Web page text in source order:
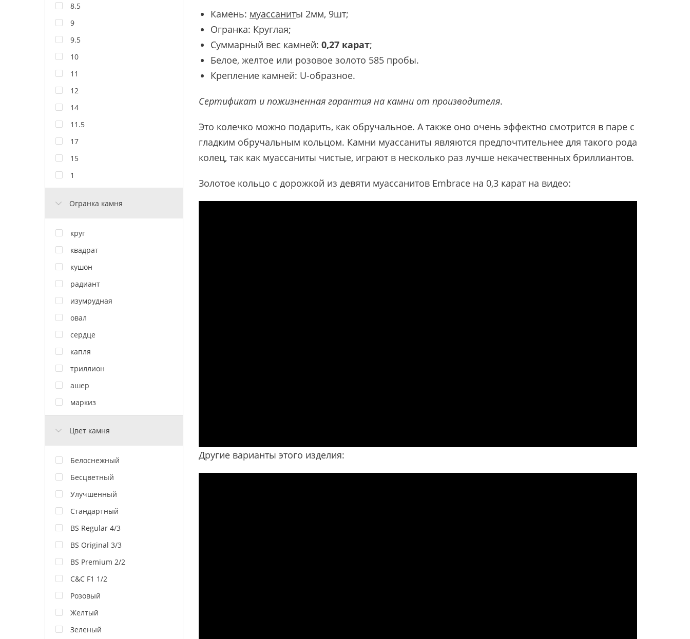
8.5
9
9.5
10
11
12
14
11.5
17
15
1
Огранка камня
круг
квадрат
кушон
радиант
изумрудная
овал
сердце
капля
триллион
ашер
маркиз
Цвет камня
Белоснежный
Бесцветный
Улучшенный
Стандартный
BS Regular 4/3
BS Original 3/3
BS Premium 2/2
C&C F1 1/2
Розовый
Желтый
Зеленый
Камень: муассаниты 2мм, 9шт;
Огранка: Круглая;
Суммарный вес камней: 0,27 карат;
Белое, желтое или розовое золото 585 пробы.
Крепление камней: U-образное.
Сертификат и пожизненная гарантия на камни от производителя.
Это колечко можно подарить, как обручальное. А также оно очень эффектно смотрится в паре с
гладким обручальным кольцом. Камни муассаниты являются предпочтительнее для такого рода
колец, так как муассаниты чистые, играют в несколько раз лучше некачественных бриллиантов.
Золотое кольцо с дорожкой из девяти муассанитов Embrace на 0,3 карат на видео:
Другие варианты этого изделия: